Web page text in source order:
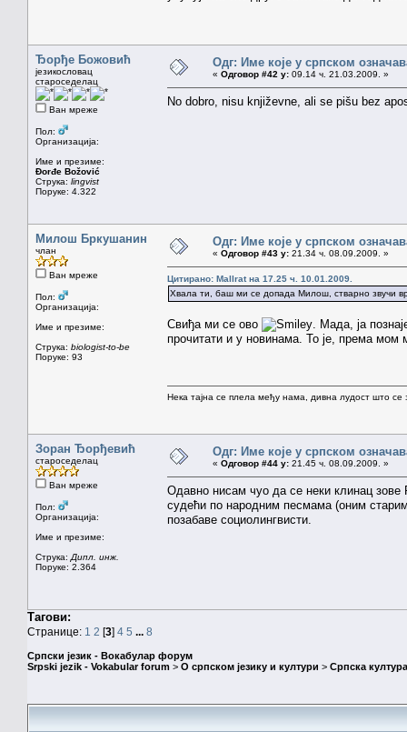
Ђорђе Божовић
језикословац
староседелац
Ван мреже
Пол:
Организација:
Име и презиме:
Đorđe Božović
Струка: lingvist
Поруке: 4.322
Одг: Име које у српском
« Одговор #42 у: 09.14 ч. 21.03.2009. »
No dobro, nisu književne, ali se pišu bez
Милош Бркушанин
члан
Ван мреже
Пол:
Организација:
Име и презиме:
Струка: biologist-to-be
Поруке: 93
Одг: Име које у српском
« Одговор #43 у: 21.34 ч. 08.09.2009. »
Цитирано: Mallrat на 17.25 ч. 10.01.2009.
Хвала ти, баш ми се допада Милош, стварно звучи
Свиђа ми се ово
. Мада, ја
прочитати и у новинама. То је, према мом
Нека тајна се плела међу нама, дивна лудост што се
Зоран Ђорђевић
староседелац
Ван мреже
Пол:
Организација:
Име и презиме:
Струка: Дипл. инж.
Поруке: 2.364
Одг: Име које у српском
« Одговор #44 у: 21.45 ч. 08.09.2009. »
Одавно нисам чуо да се неки клинац
судећи по народним песмама (оним
позабаве социолингвисти.
Тагови:
Странице: 1 2 [3] 4 5 ... 8
Српски језик - Вокабулар форум
Srpski jezik - Vokabular forum > О српском језику и култури > Српска